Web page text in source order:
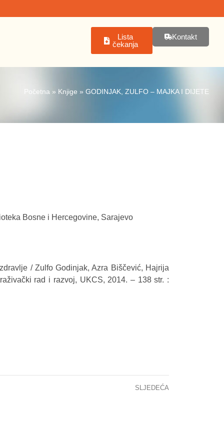
Lista
čekanja
Kontakt
Početna » Knjige » GODINJAK, ZULFO – MAJKA I DIJETE
Bosne i Hercegovine, Sarajevo
/ Zulfo Godinjak, Azra Biščević, Hajrija
rad i razvoj, UKCS, 2014. – 138 str. :
SLJEDEĆA